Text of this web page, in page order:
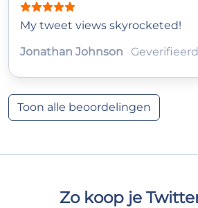
My tweet views skyrocketed!
Jonathan Johnson
Toon alle beoordelingen
Zo koop je